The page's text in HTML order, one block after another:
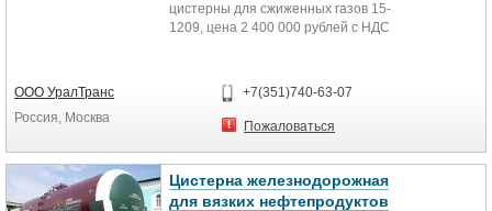
цистерны для сжиженных газов 15-
1209, цена 2 400 000 рублей с НДС
ООО УралТранс
Россия, Москва
+7(351)740-63-07
Пожаловаться
Цистерна железнодорожная
для вязких нефтепродуктов